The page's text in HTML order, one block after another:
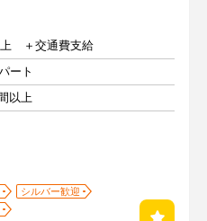
上 ＋交通費支給
ート
以上
シルバー歓迎